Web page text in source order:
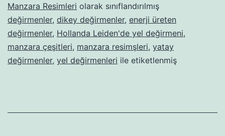
Manzara Resimleri olarak sınıflandırılmış
değirmenler, dikey değirmenler, enerji üreten
değirmenler, Hollanda Leiden'de yel değirmeni,
manzara çeşitleri, manzara resimşleri, yatay
değirmenler, yel değirmenleri ile etiketlenmiş